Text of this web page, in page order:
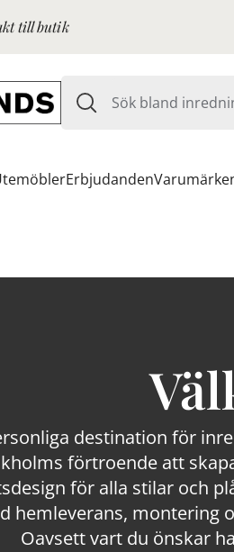
till butik
Erbjudanden
destination för
förtroende att
för alla stilar och
hemleverans, montering
Oavsett vart du önskar